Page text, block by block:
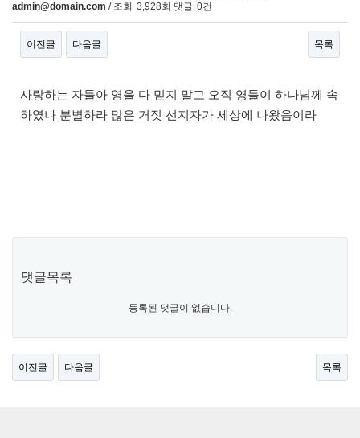
admin@domain.com / 조회 3,928회 댓글 0건
이전글 다음글 목록
사랑하는 자들아 영을 다 믿지 말고 오직 영들이 하나님께 속
하였나 분별하라 많은 거짓 선지자가 세상에 나왔음이라
댓글목록
등록된 댓글이 없습니다.
이전글 다음글 목록